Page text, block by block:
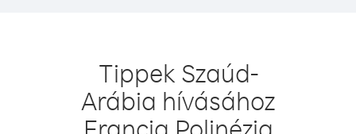
Tippek Szaúd-
Arábia hívásához